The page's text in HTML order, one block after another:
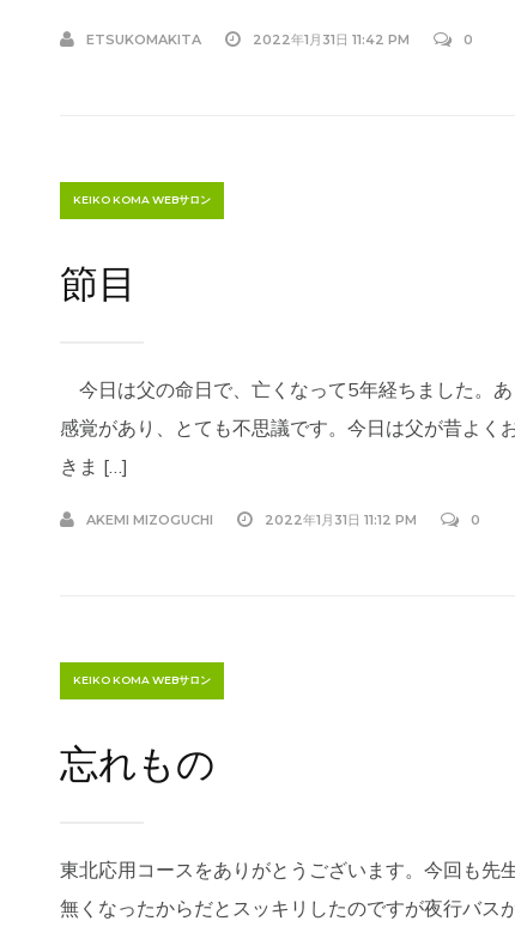
ETSUKOMAKITA 2022年1月31日 11:42 PM 0
KEIKO KOMA WEBサロン
節目
今日は父の命日で、亡くなって5年経ちました。
感覚があり、とても不思議です。今日は父が昔よ
きま […]
AKEMI MIZOGUCHI 2022年1月31日 11:12 PM 0
KEIKO KOMA WEBサロン
忘れもの
東北応用コースをありがとうございます。今回も先
無くなったからだとスッキリしたのですが夜行バ